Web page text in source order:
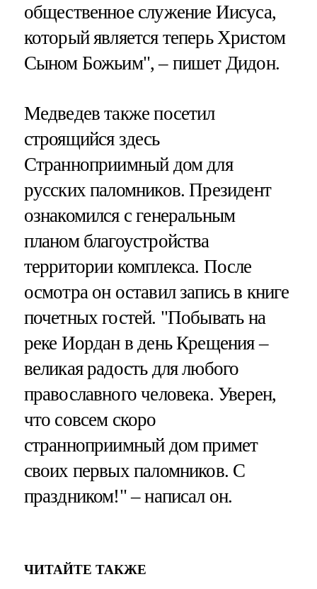
общественное служение Иисуса,
который является теперь Христом
Сыном Божьим", – пишет Дидон.
Медведев также посетил
строящийся здесь
Странноприимный дом для
русских паломников. Президент
ознакомился с генеральным
планом благоустройства
территории комплекса. После
осмотра он оставил запись в книге
почетных гостей. "Побывать на
реке Иордан в день Крещения –
великая радость для любого
православного человека. Уверен,
что совсем скоро
странноприимный дом примет
своих первых паломников. С
праздником!" – написал он.
ЧИТАЙТЕ ТАКЖЕ